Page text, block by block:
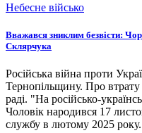
Небесне військо
Вважався зниклим безвісти:
Склярчука
Російська війна проти
Тернопільщину. Про втрату
раді. "На російсько-
Чоловік народився 17
службу в лютому 2025